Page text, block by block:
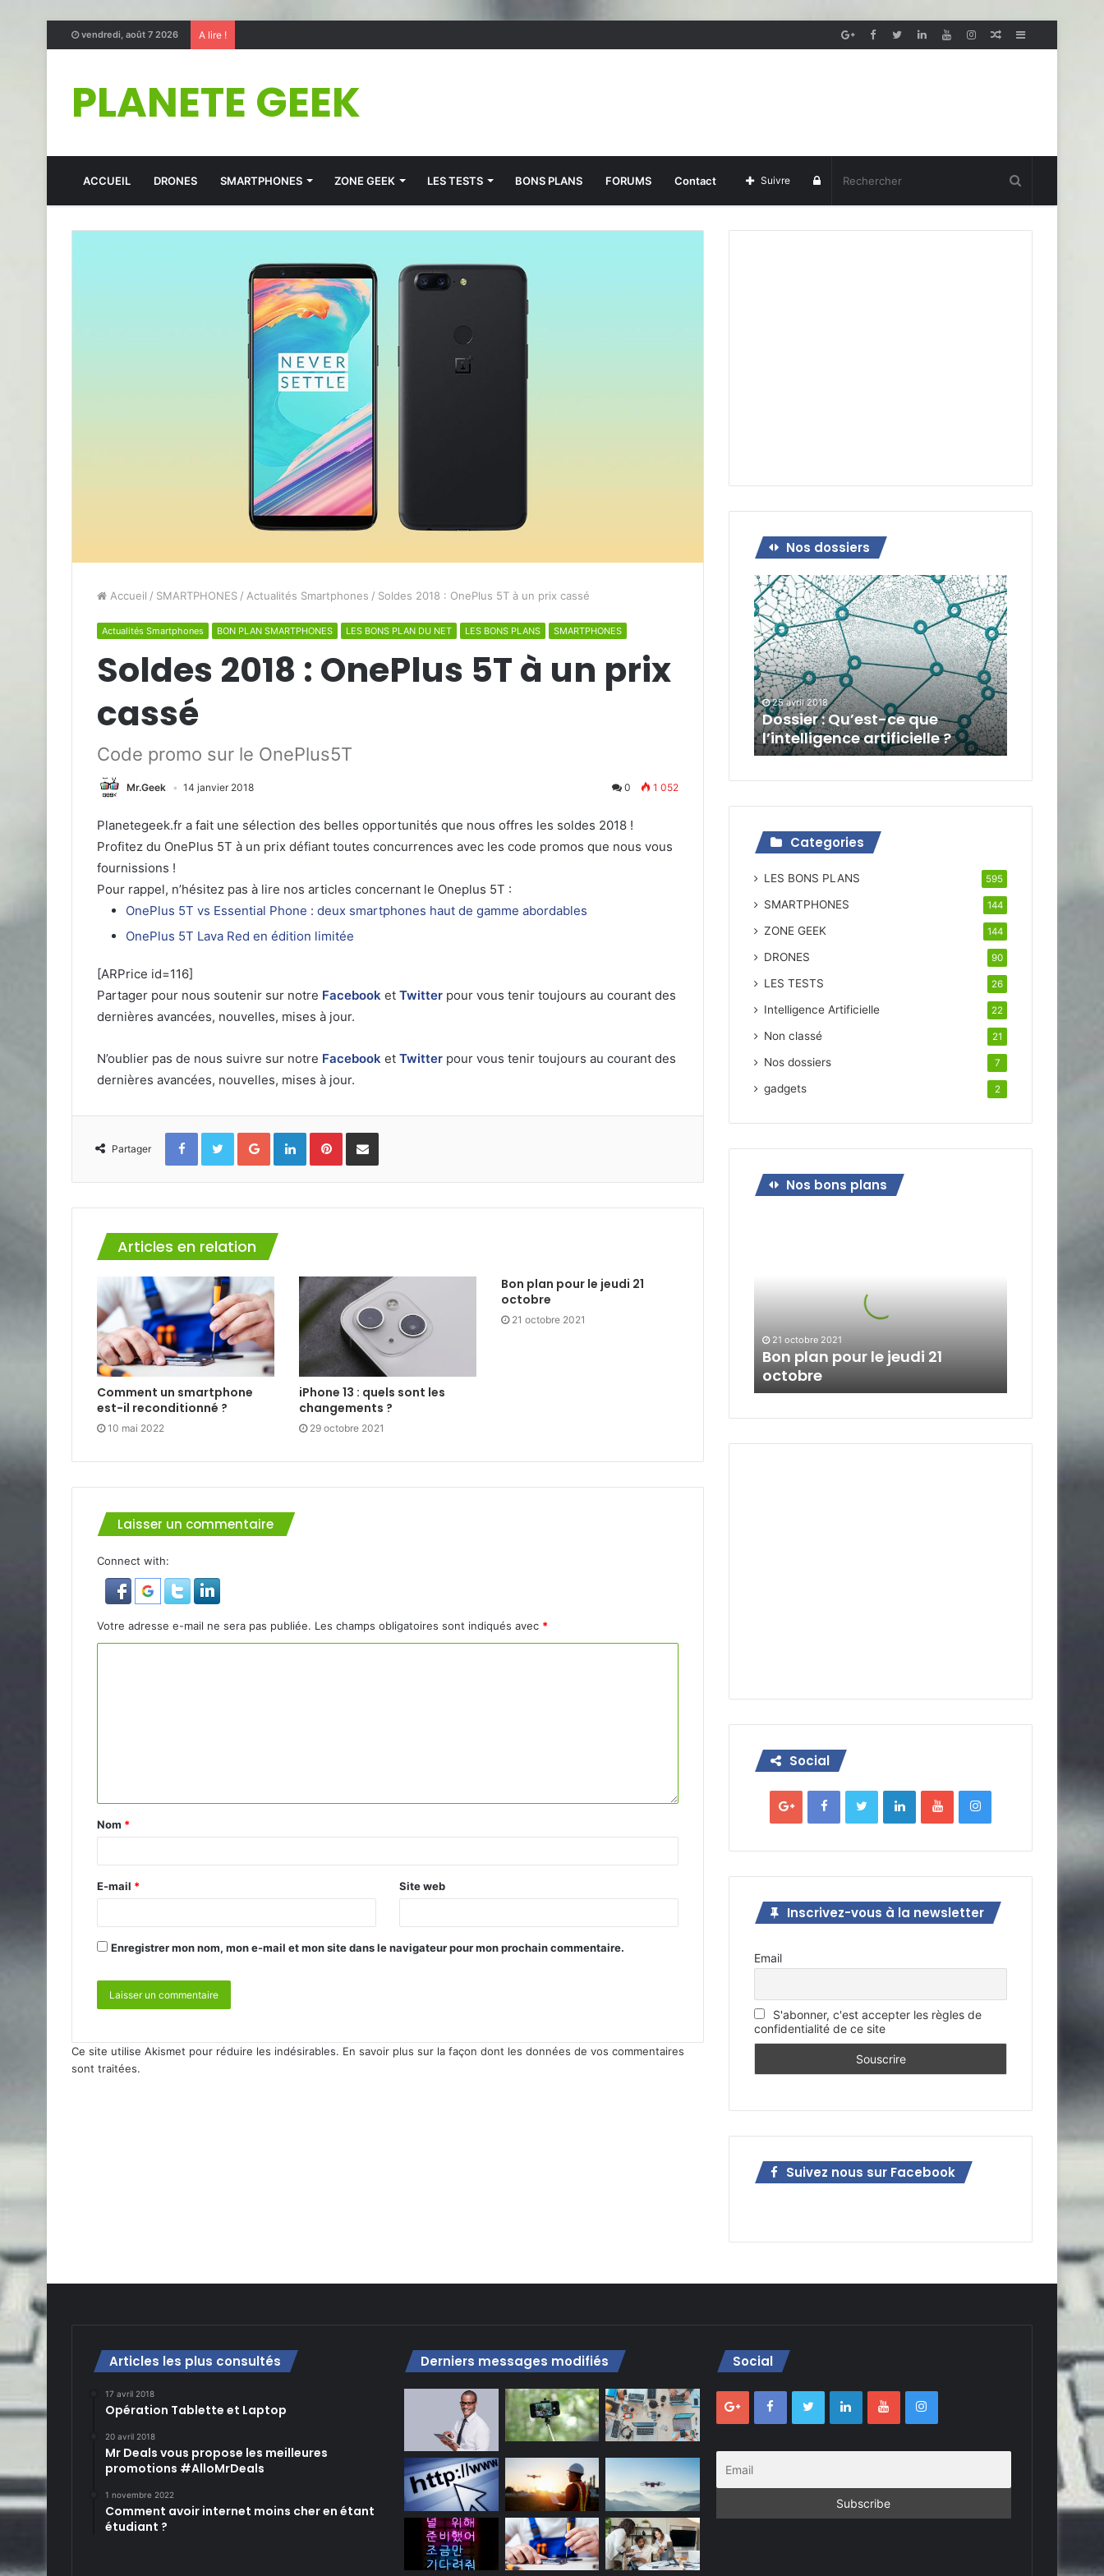
vendredi, août 7 2026 A lire ! Sidebar
Article
PLANETE GEEK
ACCUEIL DRONES SMARTPHONES ZONE GEEK LES TESTS BONS PLANS FORUMS Contact Se
connecter
Suivre
Accueil / SMARTPHONES / Actualités Smartphones / Soldes 2018 : OnePlus 5T à un prix cassé
Actualités Smartphones BON PLAN SMARTPHONES LES BONS PLAN DU NET LES BONS PLANS SMARTPHONES
Soldes 2018 : OnePlus 5T à un prix
cassé
Code promo sur le OnePlus5T
Mr.Geek 14 janvier 2018 0 1 052
Planetegeek.fr a fait une sélection des belles opportunités que nous offres les soldes 2018 !
Profitez du OnePlus 5T à un prix défiant toutes concurrences avec les code promos que nous vous
fournissions !
Pour rappel, n’hésitez pas à lire nos articles concernant le Oneplus 5T :
OnePlus 5T vs Essential Phone : deux smartphones haut de gamme abordables
OnePlus 5T Lava Red en édition limitée
[ARPrice id=116]
Partager pour nous soutenir sur notre Facebook et Twitter pour vous tenir toujours au courant des
dernières avancées, nouvelles, mises à jour.
N’oublier pas de nous suivre sur notre Facebook et Twitter pour vous tenir toujours au courant des
dernières avancées, nouvelles, mises à jour.
Partager
FacebookTwitterGoogle+LinkedinPinterestPartager via mail
Articles en relation
Comment un smartphone
est-il reconditionné ?
10 mai 2022
iPhone 13 : quels sont les
changements ?
29 octobre 2021
Bon plan pour le jeudi 21
octobre
21 octobre 2021
Laisser un commentaire
Connect with:
Votre adresse e-mail ne sera pas publiée. Les champs obligatoires sont indiqués avec *
Nom *
E-mail * Site web
Enregistrer mon nom, mon e-mail et mon site dans le navigateur pour mon prochain commentaire.
Ce site utilise Akismet pour réduire les indésirables. En savoir plus sur la façon dont les données de vos commentaires
sont traitées.
Nos dossiers
Dossier
:
Qu’est-
ce
que
l’intelligence
artificielle
?
25 avril 2018
Dossier : Qu’est-ce que
l’intelligence artificielle ?
Categories
LES BONS PLANS 595
SMARTPHONES 144
ZONE GEEK 144
DRONES 90
LES TESTS 26
Intelligence Artificielle 22
Non classé 21
Nos dossiers 7
gadgets 2
Nos bons plans
21 octobre 2021
Bon plan pour le jeudi 21
octobre
Social
Inscrivez-vous à la newsletter
Email
S'abonner, c'est accepter les règles de
confidentialité de ce site
Suivez nous sur Facebook
Articles les plus consultés
17 avril 2018
Opération Tablette et Laptop
20 avril 2018
Mr Deals vous propose les meilleures
promotions #AlloMrDeals
1 novembre 2022
Comment avoir internet moins cher en étant
étudiant ?
Derniers messages modifiés Social